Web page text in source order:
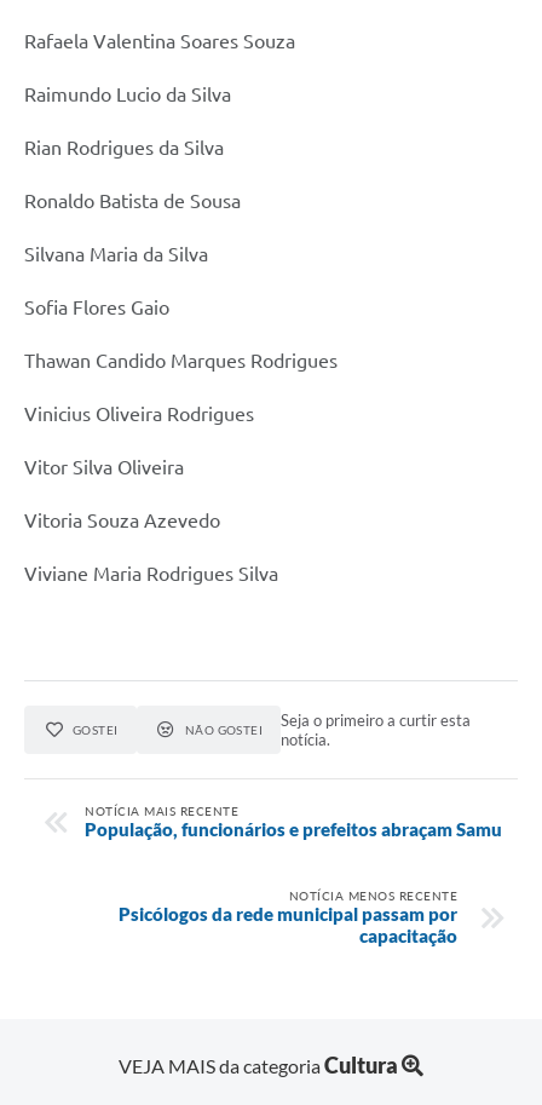
Rafaela Valentina Soares Souza
Raimundo Lucio da Silva
Rian Rodrigues da Silva
Ronaldo Batista de Sousa
Silvana Maria da Silva
Sofia Flores Gaio
Thawan Candido Marques Rodrigues
Vinicius Oliveira Rodrigues
Vitor Silva Oliveira
Vitoria Souza Azevedo
Viviane Maria Rodrigues Silva
GOSTEI NÃO GOSTEI
Seja o primeiro a curtir esta
notícia.
NOTÍCIA MAIS RECENTE
População, funcionários e prefeitos abraçam Samu
NOTÍCIA MENOS RECENTE
Psicólogos da rede municipal passam por
capacitação
VEJA MAIS da categoriaCultura